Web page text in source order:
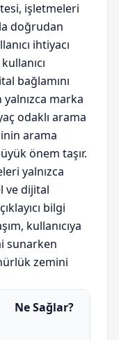
işletmeleri
doğrudan
ihtiyacı
bağlamını
yalnızca marka
odaklı arama
arama
önem taşır.
yalnızca
ve dijital
bilgi
kullanıcıya
sunarken
zemini
Ne Sağlar?